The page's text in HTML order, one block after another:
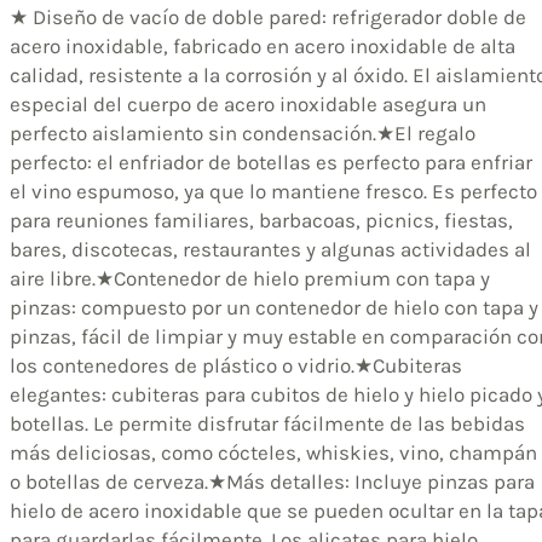
★ Diseño de vacío de doble pared: refrigerador doble de
acero inoxidable, fabricado en acero inoxidable de alta
calidad, resistente a la corrosión y al óxido. El
especial del cuerpo de acero inoxidable asegura un
perfecto aislamiento sin condensación.★El regalo
perfecto: el enfriador de botellas es perfecto para enfriar
el vino espumoso, ya que lo mantiene fresco. Es perfecto
para reuniones familiares, barbacoas, picnics, fiestas,
bares, discotecas, restaurantes y algunas actividades al
aire libre.★Contenedor de hielo premium con tapa y
pinzas: compuesto por un contenedor de hielo con tapa y
pinzas, fácil de limpiar y muy estable en comparación
los contenedores de plástico o vidrio.★Cubiteras
elegantes: cubiteras para cubitos de hielo y hielo picado
botellas. Le permite disfrutar fácilmente de las bebidas
más deliciosas, como cócteles, whiskies, vino, champán
o botellas de cerveza.★Más detalles: Incluye pinzas para
hielo de acero inoxidable que se pueden ocultar en la